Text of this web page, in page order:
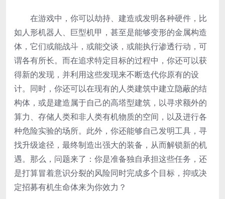
在游戏中，你可以劫持、建造或发明各种硬件，比
如人形机器人、巨型机甲，甚至是能够变形的金属构造
体，它们或能战斗，或能交谈，或能执行渗透行动，可
谓各有所长。而在追求特定目标的过程中，你还可以获
得新的发现，并利用这些发现来不断迭代你原有的设
计。同时，你还可以在现有的人类建筑中建立隐蔽的结
构体，或是建造属于自己的高塔型建筑，以寻求额外的
算力、存储人类和非人类有机物质的空间，以及进行各
种危险实验的场所。此外，你还能够自己发明工具，寻
找升级途径，最终制造出强大的装备，从而解锁新的机
遇。那么，问题来了：你是准备独自承担这些任务，还
是打算冒着意识分裂的风险同时完成多个目标，抑或决
定招募有机生命体来为你效力？